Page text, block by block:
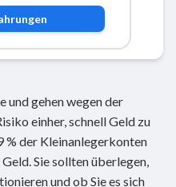
und gehen wegen der
einher, schnell Geld zu
% der Kleinanlegerkonten
Sie sollten überlegen,
und ob Sie es sich